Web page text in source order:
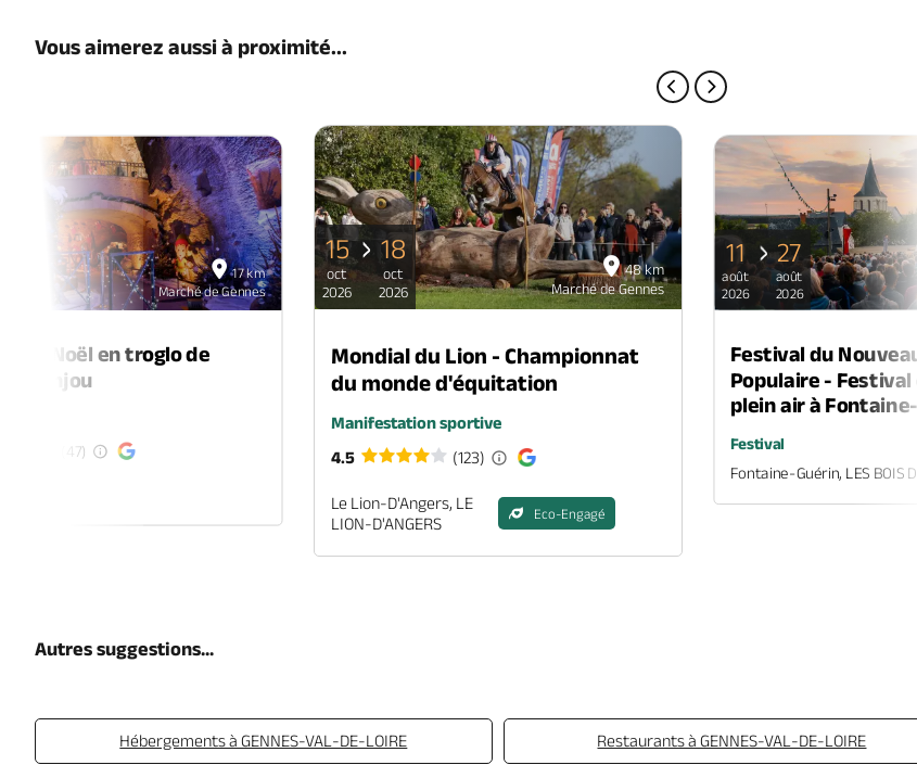
Vous aimerez aussi à proximité...
17 km
Marché de Gennes
de Noël en troglo de
en-Anjou
(47)
48 km
Marché de Gennes
15
oct
2026
18
oct
2026
Mondial du Lion - Championnat
du monde d'équitation
Manifestation sportive
4.5
(123)
Le Lion-D'Angers, LE
LION-D'ANGERS
Eco-Engagé
11
août
2026
27
août
2026
Festival du
Populaire - Festival
plein air à Fontaine-
Festival
Fontaine-Guérin, LES BOIS
Autres suggestions...
Hébergements à GENNES-VAL-DE-LOIRE Restaurants à GENNES-VAL-DE-LOIRE